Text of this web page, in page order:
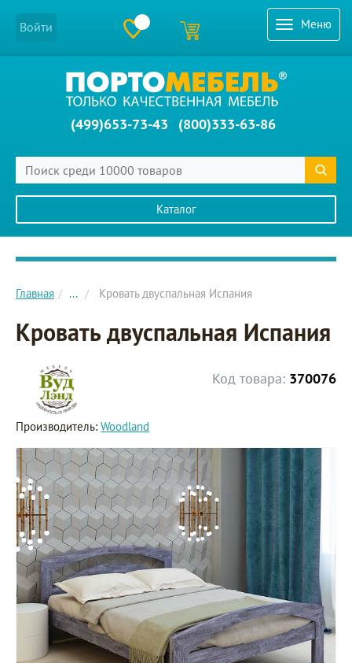
Меню
Войти
(499)653-73-43 (800)333-63-86
Каталог
Главное меню сайта
Главная ... Кровать двуспальная Испания
Кровать двуспальная Испания
Код товара: 370076
Производитель: Woodland